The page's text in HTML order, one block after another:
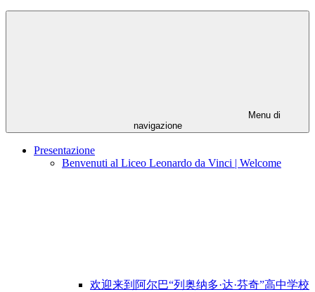
Menu di
navigazione
Presentazione
Benvenuti al Liceo Leonardo da Vinci | Welcome
欢迎来到阿尔巴“列奥纳多·达·芬奇”高中学校